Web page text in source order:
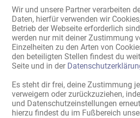
Wir und unsere Partner verarbeiten
Daten, hierfür verwenden wir
Betrieb der Webseite erforderlich
werden nur mit deiner Zustimmung
Einzelheiten zu den Arten von
den beteiligten Stellen findest du
Seite und in der
Es steht dir frei, deine Zustimmung
verweigern oder zurückzuziehen,
und Datenschutzeinstellungen
hierzu findest du im Fußbereich
Mit dem Klicken von „Karte anzeigen“
Daten an Google übermittelt werden
externen Inhalt nutzen
Weitere Informationen
unserer